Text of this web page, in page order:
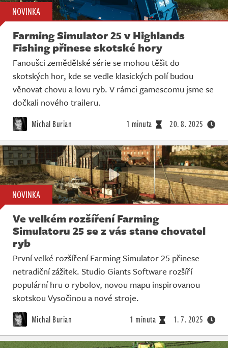
NOVINKA
Farming Simulator 25 v Highlands
Fishing přinese skotské hory
Fanoušci zemědělské série se mohou těšit do
skotských hor, kde se vedle klasických polí budou
věnovat chovu a lovu ryb. V rámci gamescomu jsme se
dočkali nového traileru.
Michal Burian 1 minuta 20. 8. 2025
NOVINKA
Ve velkém rozšíření Farming
Simulatoru 25 se z vás stane chovatel
ryb
První velké rozšíření Farming Simulator 25 přinese
netradiční zážitek. Studio Giants Software rozšíří
populární hru o rybolov, novou mapu inspirovanou
skotskou Vysočinou a nové stroje.
Michal Burian 1 minuta 1. 7. 2025